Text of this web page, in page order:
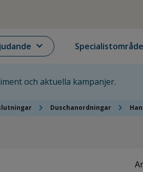
expand_more
och aktuella kampanjer.
chevron_right Duschanordningar chevron_right